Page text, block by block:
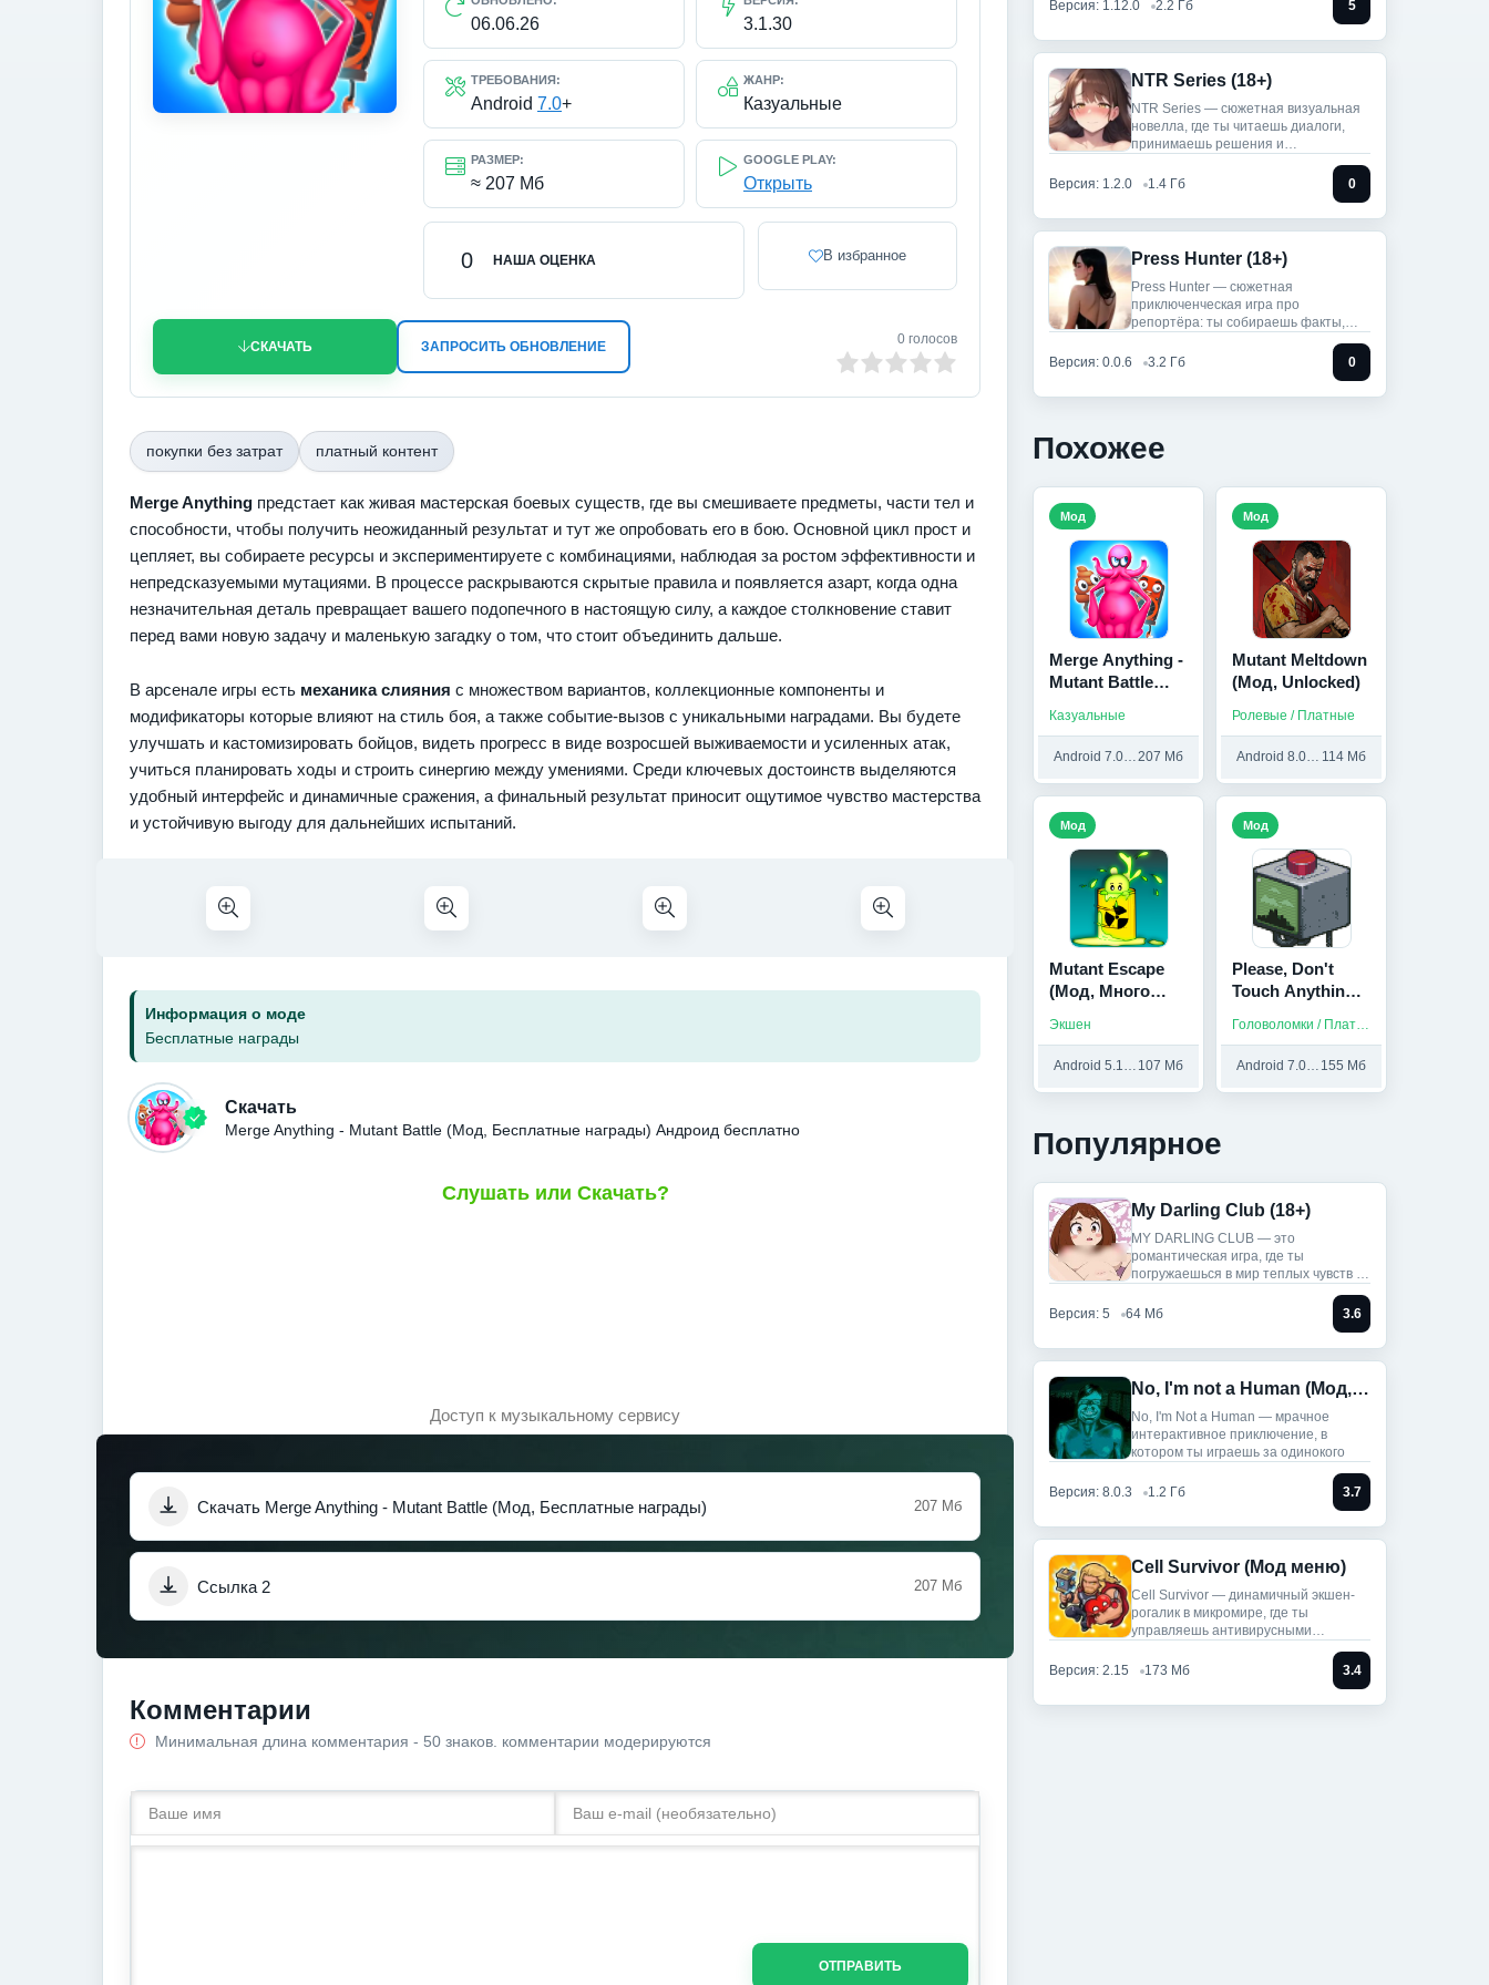
06.06.26 3.1.30
ТРЕБОВАНИЯ:
Android 7.0+
ЖАНР:
Казуальные
РАЗМЕР:
≈ 207 Мб
GOOGLE PLAY:
Открыть
НАША ОЦЕНКА
0 В избранное
СКАЧАТЬ ЗАПРОСИТЬ ОБНОВЛЕНИЕ 0 голосов
покупки без затрат платный контент
Merge Anything предстает как живая мастерская боевых существ, где вы смешиваете предметы, части тел и
способности, чтобы получить неожиданный результат и тут же опробовать его в бою. Основной цикл прост и
цепляет, вы собираете ресурсы и экспериментируете с комбинациями, наблюдая за ростом эффективности и
непредсказуемыми мутациями. В процессе раскрываются скрытые правила и появляется азарт, когда одна
незначительная деталь превращает вашего подопечного в настоящую силу, а каждое столкновение ставит
перед вами новую задачу и маленькую загадку о том, что стоит объединить дальше.
В арсенале игры есть механика слияния с множеством вариантов, коллекционные компоненты и
модификаторы которые влияют на стиль боя, а также событие‑вызов с уникальными наградами. Вы будете
улучшать и кастомизировать бойцов, видеть прогресс в виде возросшей выживаемости и усиленных атак,
учиться планировать ходы и строить синергию между умениями. Среди ключевых достоинств выделяются
удобный интерфейс и динамичные сражения, а финальный результат приносит ощутимое чувство мастерства
и устойчивую выгоду для дальнейших испытаний.
Информация о моде
Бесплатные награды
Скачать
Merge Anything - Mutant Battle (Мод, Бесплатные награды) Андроид бесплатно
Слушать или Скачать?
Доступ к музыкальному сервису
Скачать Merge Anything - Mutant Battle (Мод, Бесплатные награды) 207 Мб
Ссылка 2 207 Мб
Комментарии
Минимальная длина комментария - 50 знаков. комментарии модерируются
ОТПРАВИТЬ
Версия: 1.12.0 2.2 Гб 5
NTR Series (18+)
NTR Series — сюжетная визуальная
новелла, где ты читаешь диалоги,
принимаешь решения и
Версия: 1.2.0
1.4 Гб 0
Press Hunter (18+)
Press Hunter — сюжетная
приключенческая игра про
репортёра: ты собираешь факты,
Версия: 0.0.6
3.2 Гб 0
Похожее
Merge Anything -
Mutant Battle
Бесплатные
награды)
Казуальные
Android 7.0 и выше207 Мб
Мод
Mutant Meltdown
(Мод, Unlocked)
Ролевые / Платные
Android 8.0 и выше 114 Мб
Мод
Mutant Escape
(Мод, Много
Экшен
Android 5.1 и выше 107 Мб
Мод
Please, Don't
Touch Anything
Головоломки / Платные
Android 7.0 и выше 155 Мб
Мод
Популярное
My Darling Club (18+)
MY DARLING CLUB — это
романтическая игра, где ты
погружаешься в мир теплых чувств и
Версия: 5
64 Мб 3.6
No, I'm not a Human (Мод, Unlocked)
No, I'm Not a Human — мрачное
интерактивное приключение, в
котором ты играешь за одинокого
Версия: 8.0.3 1.2 Гб 3.7
Cell Survivor (Мод меню)
Cell Survivor — динамичный экшен-
рогалик в микромире, где ты
управляешь антивирусными
Версия: 2.15
173 Мб 3.4